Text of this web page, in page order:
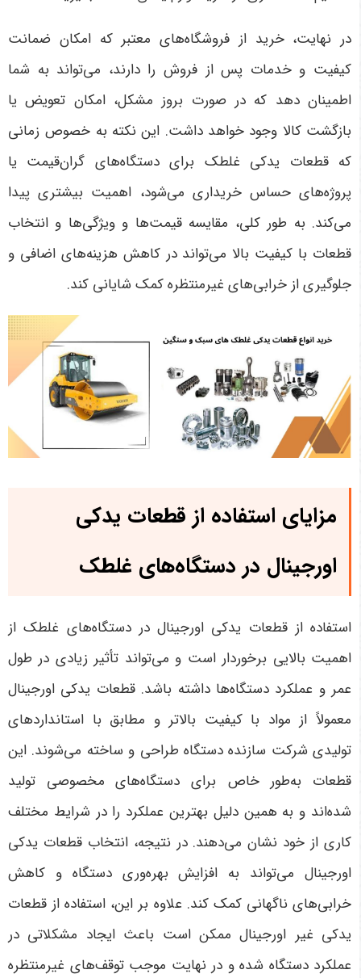
در نهایت، خرید از فروشگاه‌های معتبر که امکان ضمانت
کیفیت و خدمات پس از فروش را دارند، می‌تواند به شما
اطمینان دهد که در صورت بروز مشکل، امکان تعویض یا
بازگشت کالا وجود خواهد داشت. این نکته به خصوص زمانی
که قطعات یدکی غلطک برای دستگاه‌های گران‌قیمت یا
پروژه‌های حساس خریداری می‌شود، اهمیت بیشتری پیدا
می‌کند. به طور کلی، مقایسه قیمت‌ها و ویژگی‌ها و انتخاب
قطعات با کیفیت بالا می‌تواند در کاهش هزینه‌های اضافی و
جلوگیری از خرابی‌های غیرمنتظره کمک شایانی کند.
مزایای استفاده از قطعات یدکی
اورجینال در دستگاه‌های غلطک
استفاده از قطعات یدکی اورجینال در دستگاه‌های غلطک از
اهمیت بالایی برخوردار است و می‌تواند تأثیر زیادی در طول
عمر و عملکرد دستگاه‌ها داشته باشد. قطعات یدکی اورجینال
معمولاً از مواد با کیفیت بالاتر و مطابق با استانداردهای
تولیدی شرکت سازنده دستگاه طراحی و ساخته می‌شوند. این
قطعات به‌طور خاص برای دستگاه‌های مخصوصی تولید
شده‌اند و به همین دلیل بهترین عملکرد را در شرایط مختلف
کاری از خود نشان می‌دهند. در نتیجه، انتخاب قطعات یدکی
اورجینال می‌تواند به افزایش بهره‌وری دستگاه و کاهش
خرابی‌های ناگهانی کمک کند. علاوه بر این، استفاده از قطعات
یدکی غیر اورجینال ممکن است باعث ایجاد مشکلاتی در
عملکرد دستگاه شده و در نهایت موجب توقف‌های غیرمنتظره